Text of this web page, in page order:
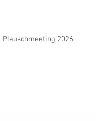
Plauschmeeting 2026